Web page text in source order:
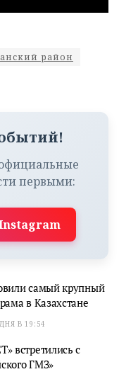
район
первыми:
самый крупный
в Казахстане
В 19:54
встретились с
ГМЗ»